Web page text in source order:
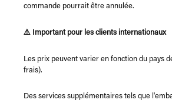
commande pourrait être annulée.
⚠️ Important pour les clients internationaux
Les prix peuvent varier en fonction du pays
frais).
Des services supplémentaires tels que